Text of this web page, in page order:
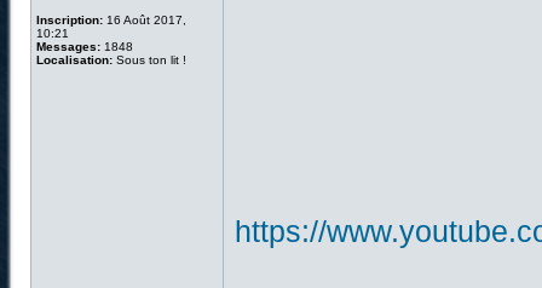
Inscription: 16 Août 2017,
10:21
Messages: 1848
Localisation: Sous ton lit !
https://